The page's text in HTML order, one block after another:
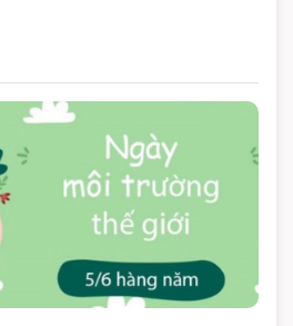
tiện để cả nhà lên lịch đi chơi, mua
buổi.